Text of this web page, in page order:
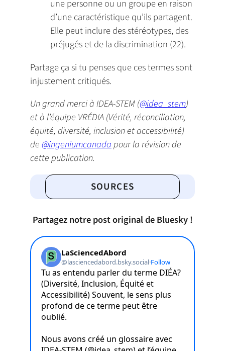
une personne ou un groupe en raison
d’une caractéristique qu’ils partagent.
Elle peut inclure des stéréotypes, des
préjugés et de la discrimination (22).
Partage ça si tu penses que ces termes sont
injustement critiqués.
Un grand merci à IDEA-STEM (@idea_stem)
et à l’équipe VRÉDIA (Vérité, réconciliation,
équité, diversité, inclusion et accessibilité)
de@ingeniumcanadapour la révision de
cette publication.
SOURCES
Partagez notre post original de Bluesky !